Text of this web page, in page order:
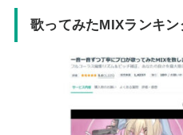
歌ってみたMIXランキン